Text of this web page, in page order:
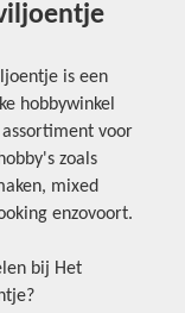
is een
hobbywinkel
voor
zoals
mixed
enzovoort.
bij Het